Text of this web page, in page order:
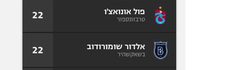
פול אונואצ'ו
טרבזונספור 22
אלדור שומורודוב
בשאקשהיר 22